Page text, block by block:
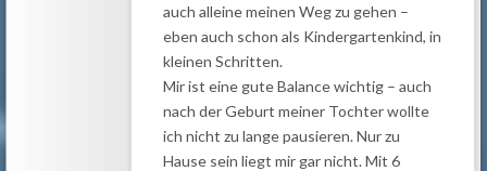
auch alleine meinen Weg zu gehen –
eben auch schon als Kindergartenkind, in
kleinen Schritten.
Mir ist eine gute Balance wichtig – auch
nach der Geburt meiner Tochter wollte
ich nicht zu lange pausieren. Nur zu
Hause sein liegt mir gar nicht. Mit 6